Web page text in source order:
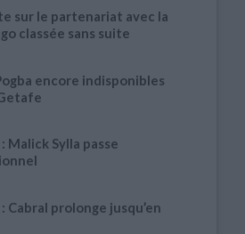
sur le partenariat avec la
classée sans suite
encore indisponibles
Malick Sylla passe
Cabral prolonge jusqu’en